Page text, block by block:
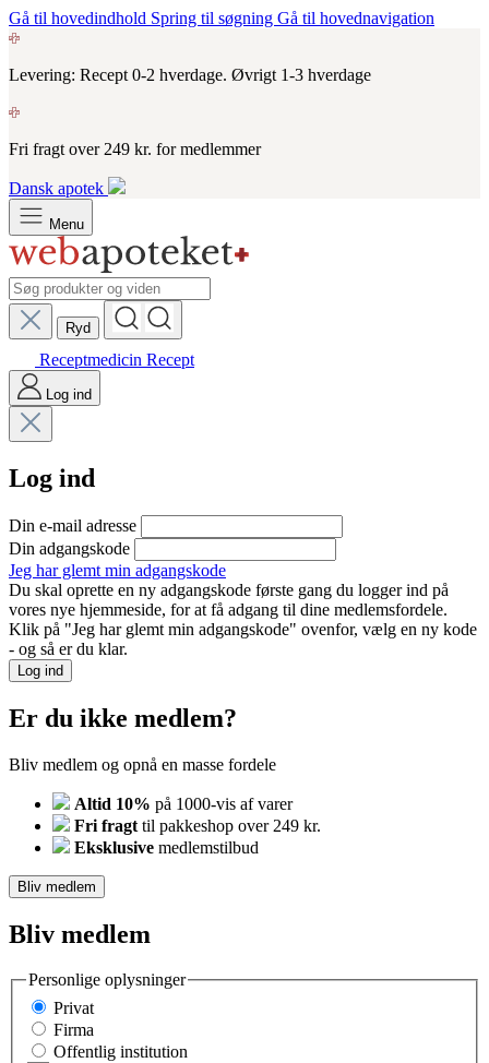
Gå til hovedindhold Spring til søgning Gå til hovednavigation
Levering: Recept 0-2 hverdage. Øvrigt 1-3 hverdage
Fri fragt over 249 kr. for medlemmer
Dansk apotek
Menu
Ryd
Receptmedicin Recept
Log ind
Log ind
Din e-mail adresse
Din adgangskode
Jeg har glemt min adgangskode
Du skal oprette en ny adgangskode første gang du logger ind på
vores nye hjemmeside, for at få adgang til dine medlemsfordele.
Klik på "Jeg har glemt min adgangskode" ovenfor, vælg en ny kode
- og så er du klar.
Log ind
Er du ikke medlem?
Bliv medlem og opnå en masse fordele
Altid 10% på 1000-vis af varer
Fri fragt til pakkeshop over 249 kr.
Eksklusive medlemstilbud
Bliv medlem
Bliv medlem
Personlige oplysninger
Privat
Firma
Offentlig institution